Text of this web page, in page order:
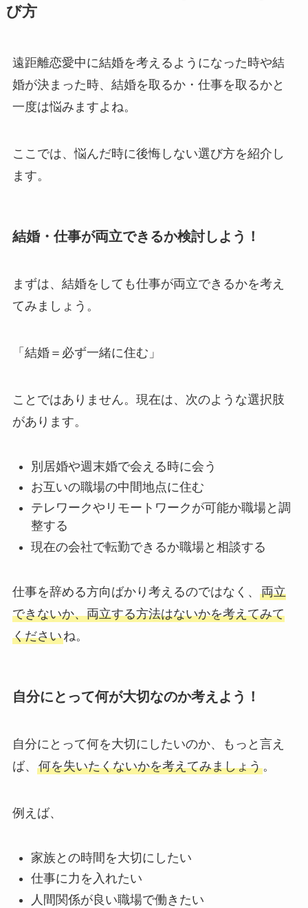
び方
遠距離恋愛中に結婚を考えるようになった時や結
婚が決まった時、結婚を取るか・仕事を取るかと
一度は悩みますよね。
ここでは、悩んだ時に後悔しない選び方を紹介し
ます。
結婚・仕事が両立できるか検討しよう！
まずは、結婚をしても仕事が両立できるかを考え
てみましょう。
「結婚＝必ず一緒に住む」
ことではありません。現在は、次のような選択肢
があります。
別居婚や週末婚で会える時に会う
お互いの職場の中間地点に住む
テレワークやリモートワークが可能か職場と調
整する
現在の会社で転勤できるか職場と相談する
仕事を辞める方向ばかり考えるのではなく、 両立
できないか、両立する方法はないかを考えてみて
くださいね。
自分にとって何が大切なのか考えよう！
自分にとって何を大切にしたいのか、もっと言え
ば、 何を失いたくないかを考えてみましょう。
例えば、
家族との時間を大切にしたい
仕事に力を入れたい
人間関係が良い職場で働きたい